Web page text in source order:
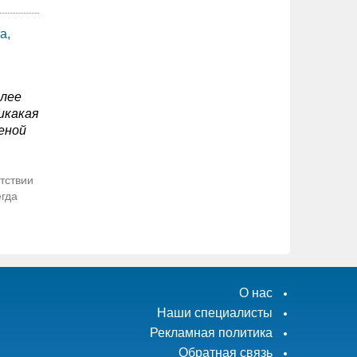
О нас
Наши специалисты
Рекламная политика
Обратная связь